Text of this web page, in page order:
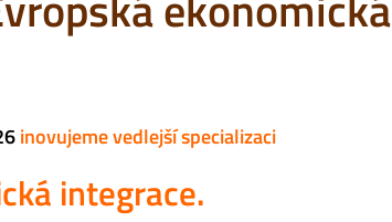
inovujeme vedlejší specializaci
integrace.